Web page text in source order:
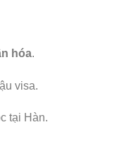
hóa.
visa.
tại Hàn.